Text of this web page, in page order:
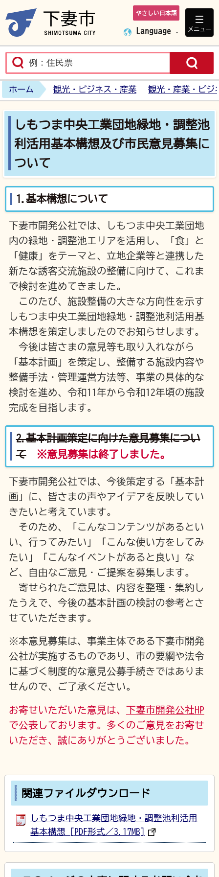
下妻市ホームペ
やさしい日本語
Language メニュー
ホーム 観光・ビジネス・産業 観光・産業・ビジ
しもつま中央工業団地緑地・調整池
利活用基本構想及び市民意見募集に
ついて
1.基本構想について
下妻市開発公社では、しもつま中央工業団地
内の緑地・調整池エリアを活用し、「食」と
「健康」をテーマと、立地企業等と連携した
新たな誘客交流施設の整備に向けて、これま
で検討を進めてきました。
このたび、施設整備の大きな方向性を示す
しもつま中央工業団地緑地・調整池利活用基
本構想を策定しましたのでお知らせします。
今後は皆さまの意見等も取り入れながら
「基本計画」を策定し、整備する施設内容や
整備手法・管理運営方法等、事業の具体的な
検討を進め、令和11年から令和12年頃の施設
完成を目指します。
2.基本計画策定に向けた意見募集につい
て
※意見募集は終了しました。
下妻市開発公社では、今後策定する「基本計
画」に、皆さまの声やアイデアを反映してい
きたいと考えています。
そのため、「こんなコンテンツがあるとい
い、行ってみたい」「こんな使い方をしてみ
たい」「こんなイベントがあると良い」な
ど、自由なご意見・ご提案を募集します。
寄せられたご意見は、内容を整理・集約し
たうえで、今後の基本計画の検討の参考とさ
せていただきます。
※本意見募集は、事業主体である下妻市開発
公社が実施するものであり、市の要綱や法令
に基づく制度的な意見公募手続きではありま
せんので、ご了承ください。
お寄せいただいた意見は、
下妻市開発公社HP
で公表しております。多くのご意見をお寄せ
いただき、誠にありがとうございました。
関連ファイルダウンロード
しもつま中央工業団地緑地・調整池利活用
基本構想 [PDF形式／3.17MB]